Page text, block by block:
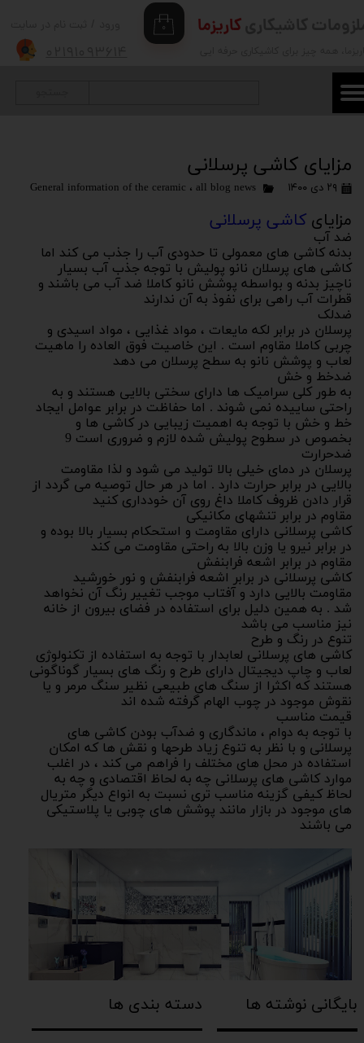
۰
تغییر گذر واژه
سفارشات
کاریزما
مزایای کاشی پرسلانی
۲۹ دی ۱۴۰۰ General information of the ceramic ، all blog news
مزایای کاشی پرسلانی
ضد آب
بدنه کاشی های معمولی تا حدودی آب را جذب می کند اما
کاشی های پرسلان نانو پولیش با توجه جذب آب بسیار
ناچیز بدنه و بواسطه پوشش نانو کاملا ضد آب می باشند و
قطرات آب راهی برای نفوذ به آن ندارند
ضدلک
پرسلان در برابر لکه مایعات ، مواد غذایی ، مواد اسیدی و
چربی کاملا مقاوم است . این خاصیت فوق العاده را ماهیت
لعاب و پوشش نانو به سطح پرسلان می دهد
ضدخط و خش
به طور کلی سرامیک ها دارای سختی بالایی هستند و به
راحتی ساییده نمی شوند . اما حفاظت در برابر عوامل ایجاد
خط و خش با توجه به اهمیت زیبایی در کاشی ها و
بخصوص در سطوح پولیش شده لازم و ضروری است 9
ضدحرارت
پرسلان در دمای خیلی بالا تولید می شود و لذا مقاومت
بالایی در برابر حرارت دارد . اما در هر حال توصیه می گردد از
قرار دادن ظروف کاملا داغ روی آن خودداری کنید
مقاوم در برابر تنشهای مکانیکی
کاشی پرسلانی دارای مقاومت و استحکام بسیار بالا بوده و
در برابر نیرو یا وزن بالا به راحتی مقاومت می کند
مقاوم در برابر اشعه فرابنفش
کاشی پرسلانی در برابر اشعه فرابنفش و نور خورشید
مقاومت بالایی دارد و آفتاب موجب تغییر رنگ آن نخواهد
شد . به همین دلیل برای استفاده در فضای بیرون از خانه
نیز مناسب می باشد
تنوع در رنگ و طرح
کاشی های پرسلانی لعابدار با توجه به استفاده از تکنولوژی
لعاب و چاپ دیجیتال دارای طرح و رنگ های بسیار گوناگونی
هستند که اکثرا از سنگ های طبیعی نظیر سنگ مرمر و یا
نقوش موجود در چوب الهام گرفته شده اند
قیمت مناسب
با توجه به دوام ، ماندگاری و ضدآب بودن کاشی های
پرسلانی و با نظر به تنوع زیاد طرحها و نقش ها که امکان
استفاده در محل های مختلف را فراهم می کند ، در اغلب
موارد کاشی های پرسلانی چه به لحاظ اقتصادی و چه به
لحاظ کیفی گزینه مناسب تری نسبت به انواع دیگر متریال
های موجود در بازار مانند پوشش های چوبی یا پلاستیکی
می باشند
بایگانی نوشته ها دسته بندی ها